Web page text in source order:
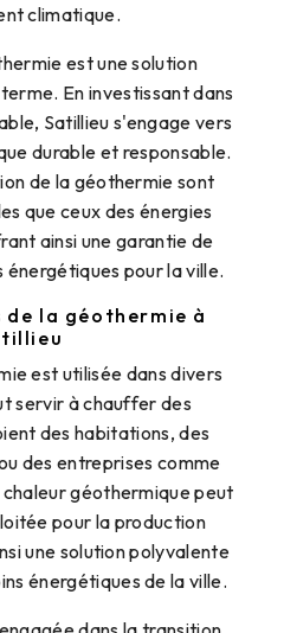
climatique.
est une solution
En investissant dans
Satillieu s'engage vers
durable et responsable.
de la géothermie sont
que ceux des énergies
ainsi une garantie de
pour la ville.
la géothermie à
est utilisée dans divers
servir à chauffer des
des habitations, des
des entreprises comme
géothermique peut
pour la production
une solution polyvalente
énergétiques de la ville.